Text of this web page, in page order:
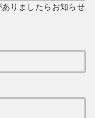
りましたらお知らせ